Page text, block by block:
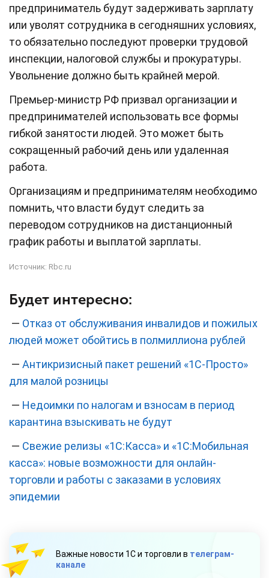
предприниматель будут задерживать зарплату
или уволят сотрудника в сегодняшних условиях,
то обязательно последуют проверки трудовой
инспекции, налоговой службы и прокуратуры.
Увольнение должно быть крайней мерой.
Премьер-министр РФ призвал организации и
предпринимателей использовать все формы
гибкой занятости людей. Это может быть
сокращенный рабочий день или удаленная
работа.
Организациям и предпринимателям необходимо
помнить, что власти будут следить за
переводом сотрудников на дистанционный
график работы и выплатой зарплаты.
Источник: Rbc.ru
Будет интересно:
— Отказ от обслуживания инвалидов и пожилых
людей может обойтись в полмиллиона рублей
— Антикризисный пакет решений «1С-Просто»
для малой розницы
— Недоимки по налогам и взносам в период
карантина взыскивать не будут
— Свежие релизы «1С:Касса» и «1С:Мобильная
касса»: новые возможности для онлайн-
торговли и работы с заказами в условиях
эпидемии
Важные новости 1С и торговли в телеграм-
канале